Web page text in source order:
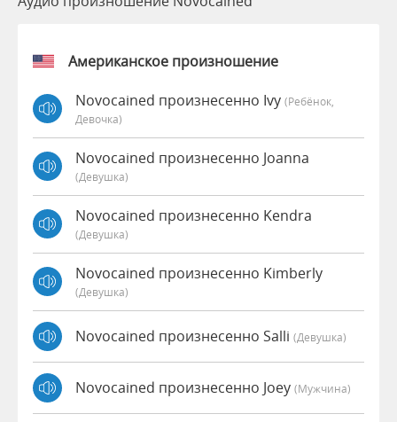
Американское произношение
Novocained произнесенно Ivy (Ребёнок,
Девочка)
Novocained произнесенно Joanna
(девушка)
Novocained произнесенно Kendra
(девушка)
Novocained произнесенно Kimberly
(девушка)
Novocained произнесенно Salli (девушка)
Novocained произнесенно Joey (мужчина)